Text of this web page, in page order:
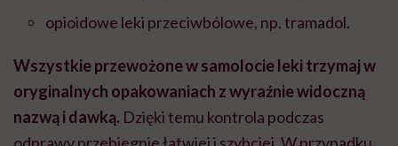
opioidowe leki przeciwbólowe, np. tramadol.
Wszystkie przewożone w samolocie leki trzymaj w
oryginalnych opakowaniach z wyraźnie widoczną
nazwą i dawką. Dzięki temu kontrola podczas